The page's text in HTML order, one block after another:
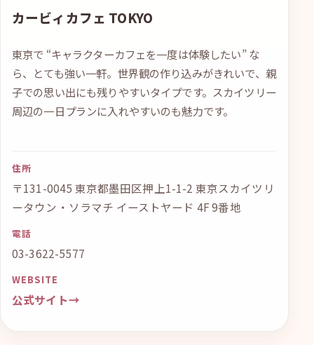
カービィカフェ TOKYO
東京で “キャラクターカフェを一度は体験したい” な
ら、とても強い一軒。世界観の作り込みがきれいで、親
子での思い出にも残りやすいタイプです。スカイツリー
周辺の一日プランに入れやすいのも魅力です。
住所
〒131-0045 東京都墨田区押上1-1-2 東京スカイツリ
ータウン・ソラマチ イーストヤード 4F 9番地
電話
03-3622-5577
WEBSITE
公式サイト